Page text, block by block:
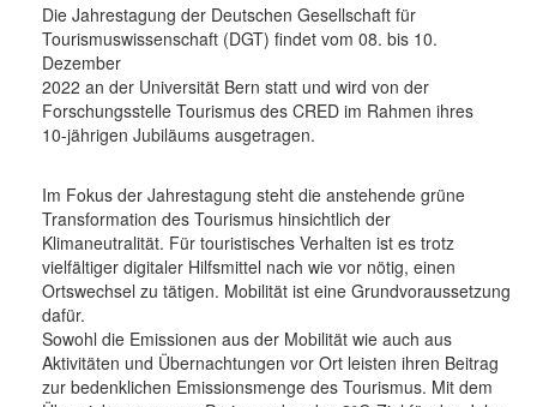
Die Jahrestagung der Deutschen Gesellschaft für
Tourismuswissenschaft (DGT) findet vom 08. bis 10.
Dezember
2022 an der Universität Bern statt und wird von der
Forschungsstelle Tourismus des CRED im Rahmen ihres
10-jährigen Jubiläums ausgetragen.
Im Fokus der Jahrestagung steht die anstehende grüne
Transformation des Tourismus hinsichtlich der
Klimaneutralität. Für touristisches Verhalten ist es trotz
vielfältiger digitaler Hilfsmittel nach wie vor nötig, einen
Ortswechsel zu tätigen. Mobilität ist eine Grundvoraussetzung
dafür.
Sowohl die Emissionen aus der Mobilität wie auch aus
Aktivitäten und Übernachtungen vor Ort leisten ihren Beitrag
zur bedenklichen Emissionsmenge des Tourismus. Mit dem